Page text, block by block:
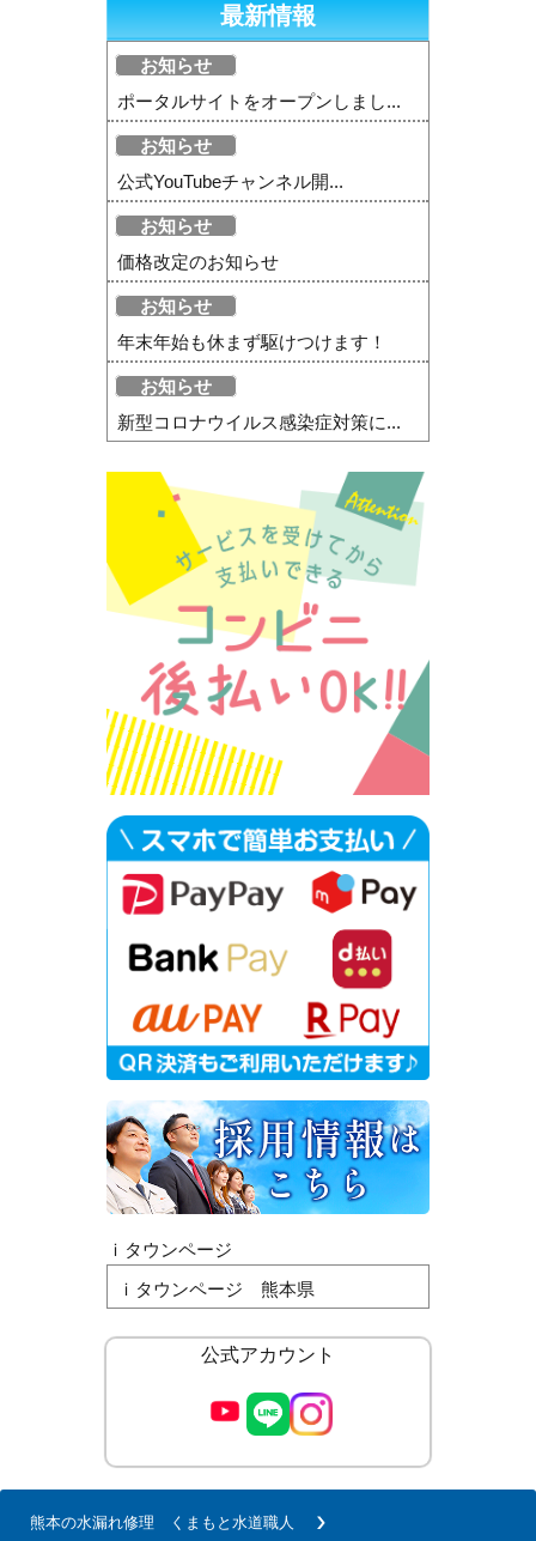
最新情報
お知らせ
ポータルサイトをオープンしまし...
お知らせ
公式YouTubeチャンネル開...
お知らせ
価格改定のお知らせ
お知らせ
年末年始も休まず駆けつけます！
お知らせ
新型コロナウイルス感染症対策に...
ｉタウンページ
ｉタウンページ 熊本県
公式アカウント
熊本の水漏れ修理 くまもと水道職人